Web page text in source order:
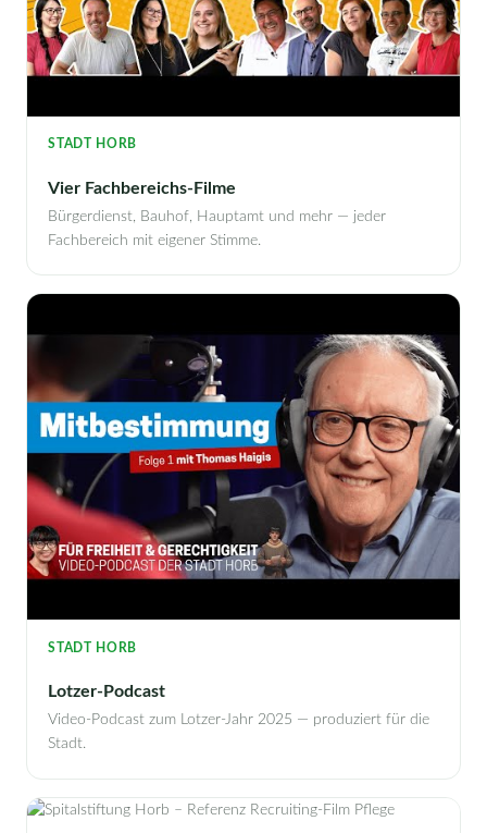
STADT HORB
Vier Fachbereichs-Filme
Bürgerdienst, Bauhof, Hauptamt und mehr — jeder
Fachbereich mit eigener Stimme.
STADT HORB
Lotzer-Podcast
Video-Podcast zum Lotzer-Jahr 2025 — produziert für die
Stadt.